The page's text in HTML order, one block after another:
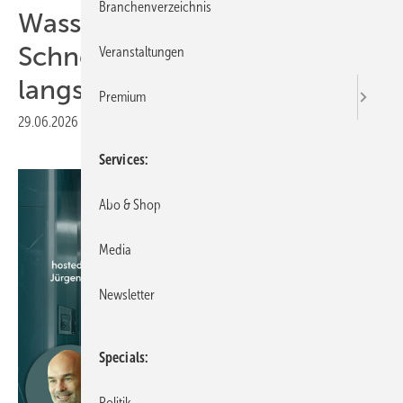
Wasserstoff-Importe:
Schneller Projektfortschritt,
langsame Regulierung
29.06.2026
Branchenverzeichnis
Veranstaltungen
Premium
Services
Abo & Shop
Media
Newsletter
Specials